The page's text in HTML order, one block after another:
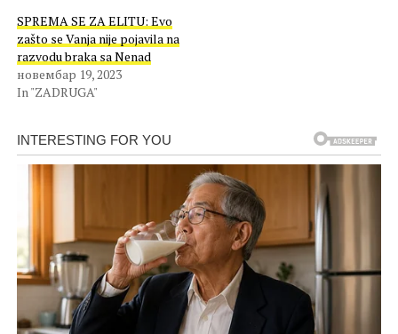
SPREMA SE ZA ELITU: Evo
zašto se Vanja nije pojavila na
razvodu braka sa Nenad
новембар 19, 2023
In "ZADRUGA"